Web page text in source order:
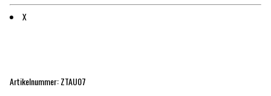
X
Artikelnummer: ZTAU07